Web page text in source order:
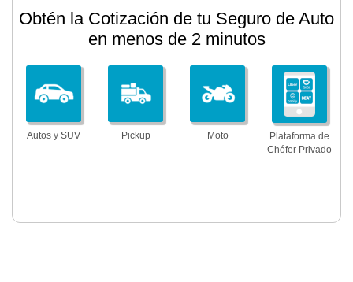
Obtén la Cotización de tu Seguro de Auto
en menos de 2 minutos
Autos y SUV Pickup Moto
Plataforma de
Chófer Privado